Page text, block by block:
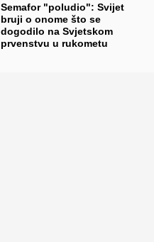
Semafor "poludio": Svijet
bruji o onome što se
dogodilo na Svjetskom
prvenstvu u rukometu